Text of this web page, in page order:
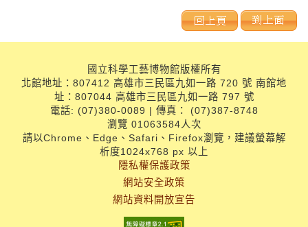
國立科學工藝博物館版權所有
北館地址：807412 高雄市三民區九如一路 720 號 南館地
址：807044 高雄市三民區九如一路 797 號
電話: (07)380-0089 | 傳真： (07)387-8748
瀏覽 01063584人次
請以Chrome、Edge、Safari、Firefox瀏覽，建議螢幕解
析度1024x768 px 以上
隱私權保護政策
網站安全政策
網站資料開放宣告